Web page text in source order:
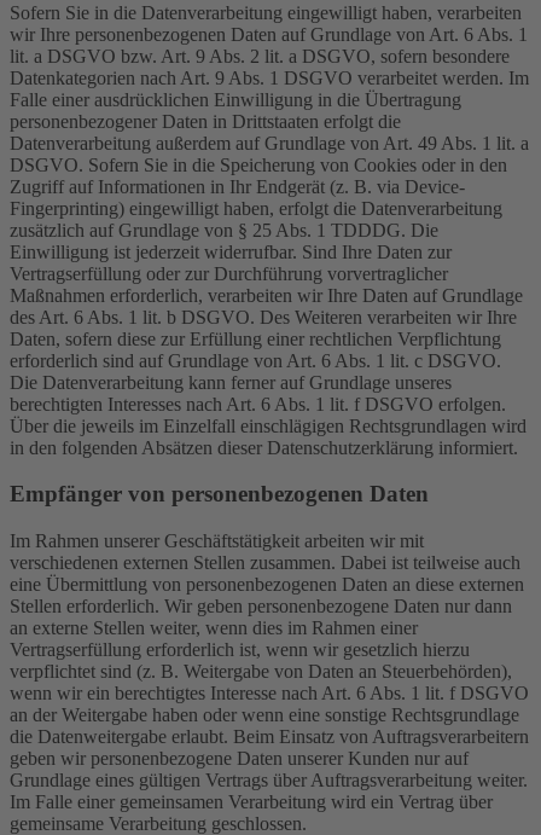
Sofern Sie in die Datenverarbeitung eingewilligt haben, verarbeiten
wir Ihre personenbezogenen Daten auf Grundlage von Art. 6 Abs. 1
lit. a DSGVO bzw. Art. 9 Abs. 2 lit. a DSGVO, sofern besondere
Datenkategorien nach Art. 9 Abs. 1 DSGVO verarbeitet werden. Im
Falle einer ausdrücklichen Einwilligung in die Übertragung
personenbezogener Daten in Drittstaaten erfolgt die
Datenverarbeitung außerdem auf Grundlage von Art. 49 Abs. 1 lit. a
DSGVO. Sofern Sie in die Speicherung von Cookies oder in den
Zugriff auf Informationen in Ihr Endgerät (z. B. via Device-
Fingerprinting) eingewilligt haben, erfolgt die Datenverarbeitung
zusätzlich auf Grundlage von § 25 Abs. 1 TDDDG. Die
Einwilligung ist jederzeit widerrufbar. Sind Ihre Daten zur
Vertragserfüllung oder zur Durchführung vorvertraglicher
Maßnahmen erforderlich, verarbeiten wir Ihre Daten auf Grundlage
des Art. 6 Abs. 1 lit. b DSGVO. Des Weiteren verarbeiten wir Ihre
Daten, sofern diese zur Erfüllung einer rechtlichen Verpflichtung
erforderlich sind auf Grundlage von Art. 6 Abs. 1 lit. c DSGVO.
Die Datenverarbeitung kann ferner auf Grundlage unseres
berechtigten Interesses nach Art. 6 Abs. 1 lit. f DSGVO erfolgen.
Über die jeweils im Einzelfall einschlägigen Rechtsgrundlagen wird
in den folgenden Absätzen dieser Datenschutzerklärung informiert.
Empfänger von personenbezogenen Daten
Im Rahmen unserer Geschäftstätigkeit arbeiten wir mit
verschiedenen externen Stellen zusammen. Dabei ist teilweise auch
eine Übermittlung von personenbezogenen Daten an diese externen
Stellen erforderlich. Wir geben personenbezogene Daten nur dann
an externe Stellen weiter, wenn dies im Rahmen einer
Vertragserfüllung erforderlich ist, wenn wir gesetzlich hierzu
verpflichtet sind (z. B. Weitergabe von Daten an Steuerbehörden),
wenn wir ein berechtigtes Interesse nach Art. 6 Abs. 1 lit. f DSGVO
an der Weitergabe haben oder wenn eine sonstige Rechtsgrundlage
die Datenweitergabe erlaubt. Beim Einsatz von Auftragsverarbeitern
geben wir personenbezogene Daten unserer Kunden nur auf
Grundlage eines gültigen Vertrags über Auftragsverarbeitung weiter.
Im Falle einer gemeinsamen Verarbeitung wird ein Vertrag über
gemeinsame Verarbeitung geschlossen.